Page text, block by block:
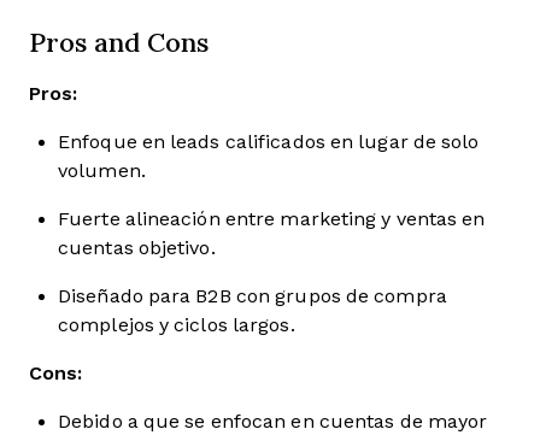
Pros and Cons
Pros:
Enfoque en leads calificados en lugar de solo
volumen.
Fuerte alineación entre marketing y ventas en
cuentas objetivo.
Diseñado para B2B con grupos de compra
complejos y ciclos largos.
Cons:
Debido a que se enfocan en cuentas de mayor